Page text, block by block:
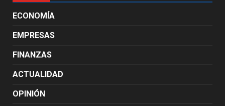
ECONOMÍA
EMPRESAS
FINANZAS
ACTUALIDAD
OPINIÓN